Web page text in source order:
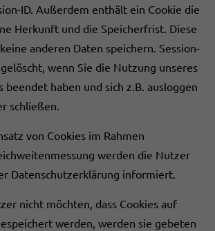
ID. Außerdem enthält ein Cookie die
Herkunft und die Speicherfrist. Diese
anderen Daten speichern. Session-
wenn Sie die Nutzung unseres
beendet haben und sich z.B. ausloggen
schließen.
von Cookies im Rahmen
werden die Nutzer
Datenschutzerklärung informiert.
nicht möchten, dass Cookies auf
werden, werden sie gebeten